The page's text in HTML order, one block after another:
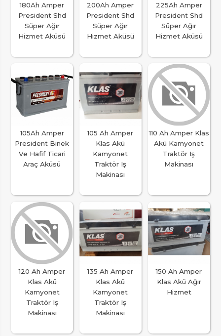
180Ah Amper
President Shd
Süper Ağır
Hizmet Aküsü
200Ah Amper
President Shd
Süper Ağır
Hizmet Aküsü
225Ah Amper
President Shd
Süper Ağır
Hizmet Aküsü
105Ah Amper
President Binek
Ve Hafif Ticari
Araç Aküsü
105 Ah Amper
Klas Akü
Kamyonet
Traktör Iş
Makinası
110 Ah Amper Klas
Akü Kamyonet
Traktör Iş
Makinası
120 Ah Amper
Klas Akü
Kamyonet
Traktör Iş
Makinası
135 Ah Amper
Klas Akü
Kamyonet
Traktör Iş
Makinası
150 Ah Amper
Klas Akü Ağır
Hizmet